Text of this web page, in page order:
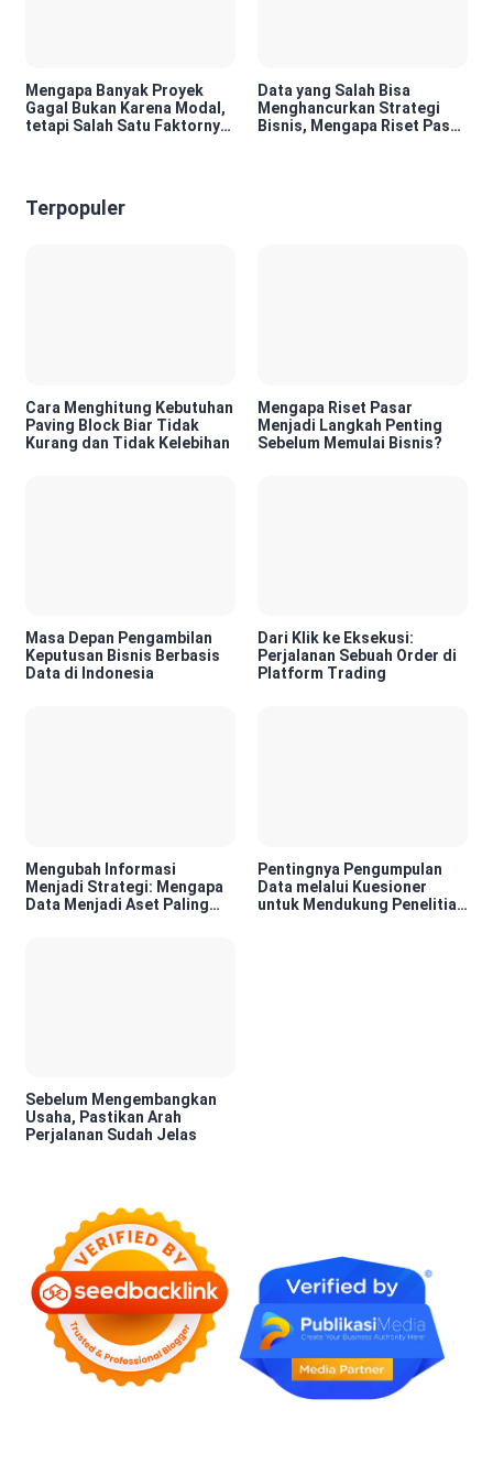
Mengapa Banyak Proyek
Gagal Bukan Karena Modal,
tetapi Salah Satu Faktornya
Data yang Salah Bisa
Menghancurkan Strategi
Bisnis, Mengapa Riset Pasar
Terpopuler
Cara Menghitung Kebutuhan
Paving Block Biar Tidak
Kurang dan Tidak Kelebihan
Mengapa Riset Pasar
Menjadi Langkah Penting
Sebelum Memulai Bisnis?
Masa Depan Pengambilan
Keputusan Bisnis Berbasis
Data di Indonesia
Dari Klik ke Eksekusi:
Perjalanan Sebuah Order di
Platform Trading
Mengubah Informasi
Menjadi Strategi: Mengapa
Data Menjadi Aset Paling
Pentingnya Pengumpulan
Data melalui Kuesioner
untuk Mendukung Penelitian
Sebelum Mengembangkan
Usaha, Pastikan Arah
Perjalanan Sudah Jelas